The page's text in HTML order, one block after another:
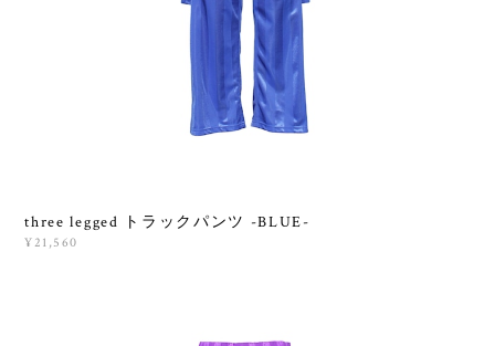
three legged トラックパンツ -BLUE-
¥21,560